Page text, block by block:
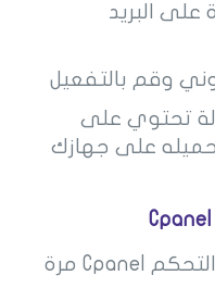
البريد
وقم بالتفعيل
تحتوي على
على جهازك
قم بتسجيل الدخول الى لوحة التحكم Cpanel مرة